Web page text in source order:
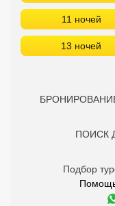
11 ночей
13 ночей
ПОИСК
Подбор